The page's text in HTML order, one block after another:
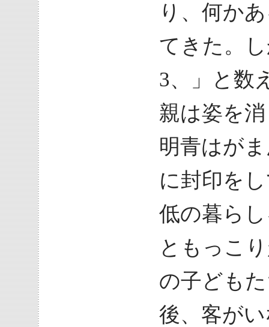
り、何か
てきた。
3、」と数
親は姿を
明青はが
に封印を
低の暮ら
ともっこ
の子ども
後、客が